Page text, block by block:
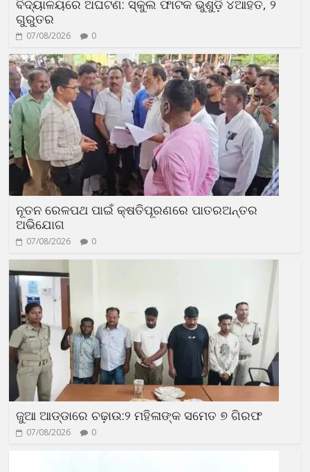
ବିଦ୍ୟାଳୟରେ ଅଘଟଣ: ସ୍କୁଲ ଫାଟକ ଭୁଶୁଡ଼ି ୪ଆହତ, ୨
ଗୁରୁତର
07/08/2026 0
ନୂତନ ରେଳପଥ ପାଇଁ କ୍ଷତିପୂରଣରେ ପାତରଅନ୍ତର
ଅଭିଯୋଗ
07/08/2026 0
ଜୁଆ ଆଡ୍ଡାରେ ଚଢ଼ାଉ:୨ ମହିଳାଙ୍କ ସମେତ ୭ ଗିରଫ
07/08/2026 0